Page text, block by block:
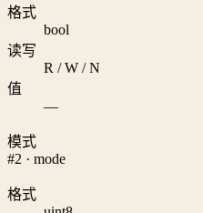
格式
bool
读写
R / W / N
值
—
模式
#2 · mode
格式